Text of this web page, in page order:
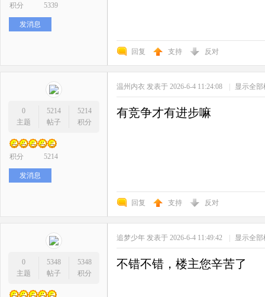
积分 5339
发消息
回复 支持 反对
0
主题
5214
帖子
5214
积分
积分 5214
发消息
温州内衣 发表于 2026-6-4 11:24:08 | 显示全部
有竞争才有进步嘛
回复 支持 反对
0
主题
5348
帖子
5348
积分
追梦少年 发表于 2026-6-4 11:49:42 | 显示全部
不错不错，楼主您辛苦了